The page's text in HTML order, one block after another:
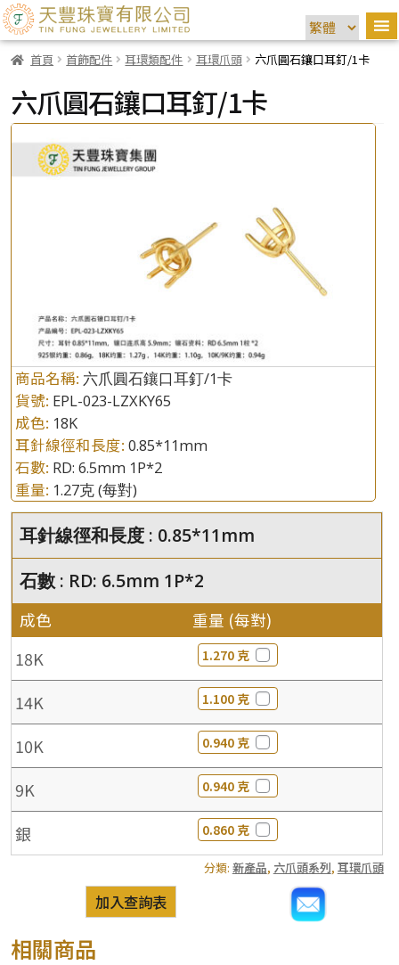
首頁 首飾配件 耳環類配件 耳環爪頭 六爪圓石鑲口耳釘/1卡
六爪圓石鑲口耳釘/1卡
商品名稱: 六爪圓石鑲口耳釘/1卡
貨號: EPL-023-LZXKY65
成色: 18K
耳針線徑和長度: 0.85*11mm
石數: RD: 6.5mm 1P*2
重量: 1.27克(每對)
耳針線徑和長度 : 0.85*11mm
石數 : RD: 6.5mm 1P*2
成色 重量 (每對)
18K 1.270 克
14K 1.100 克
10K 0.940 克
9K 0.940 克
銀 0.860 克
分類: 新產品, 六爪頭系列, 耳環爪頭
加入查詢表
相關商品